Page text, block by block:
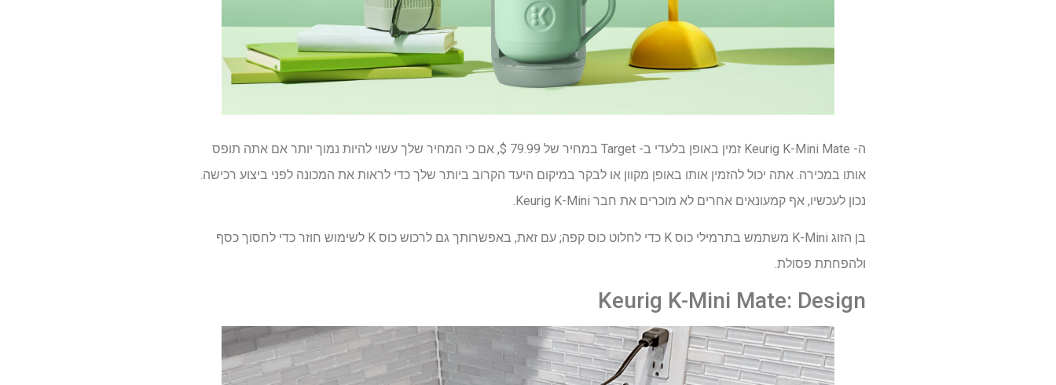
ה- Keurig K-Mini Mate זמין באופן בלעדי ב- Target במחיר של 79.99 $, אם כי המחיר שלך עשוי להיות נמוך יותר אם אתה תופס
אותו במכירה. אתה יכול להזמין אותו באופן מקוון או לבקר במיקום היעד הקרוב ביותר שלך כדי לראות את המכונה לפני ביצוע רכישה.
נכון לעכשיו, אף קמעונאים אחרים לא מוכרים את חבר Keurig K-Mini.
בן הזוג K-Mini משתמש בתרמילי כוס K כדי לחלוט כוס קפה; עם זאת, באפשרותך גם לרכוש כוס K לשימוש חוזר כדי לחסוך כסף
ולהפחתת פסולת.
Keurig K-Mini Mate: Design